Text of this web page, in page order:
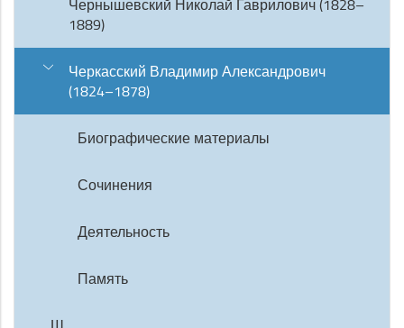
Чернышевский Николай Гаврилович (1828–
1889)
Черкасский Владимир Александрович
(1824–1878)
Биографические материалы
Сочинения
Деятельность
Память